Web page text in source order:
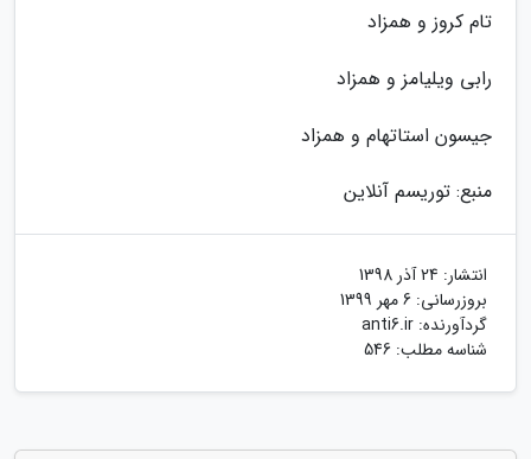
تام کروز و همزاد
رابی ویلیامز و همزاد
جیسون استاتهام و همزاد
منبع: توریسم آنلاین
انتشار: 24 آذر 1398
بروزرسانی: 6 مهر 1399
گردآورنده: anti6.ir
شناسه مطلب: 546